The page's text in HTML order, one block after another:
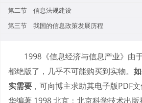
第二节 信息法规建设
第三节 我国的信息政策发展历程
1998《信息经济与信息产业》由
都绝版了，几乎不可能购买到实物。
实需要 ，可向博主求助其电子版PDF
华编著 1998 北京：北京科学技术出版